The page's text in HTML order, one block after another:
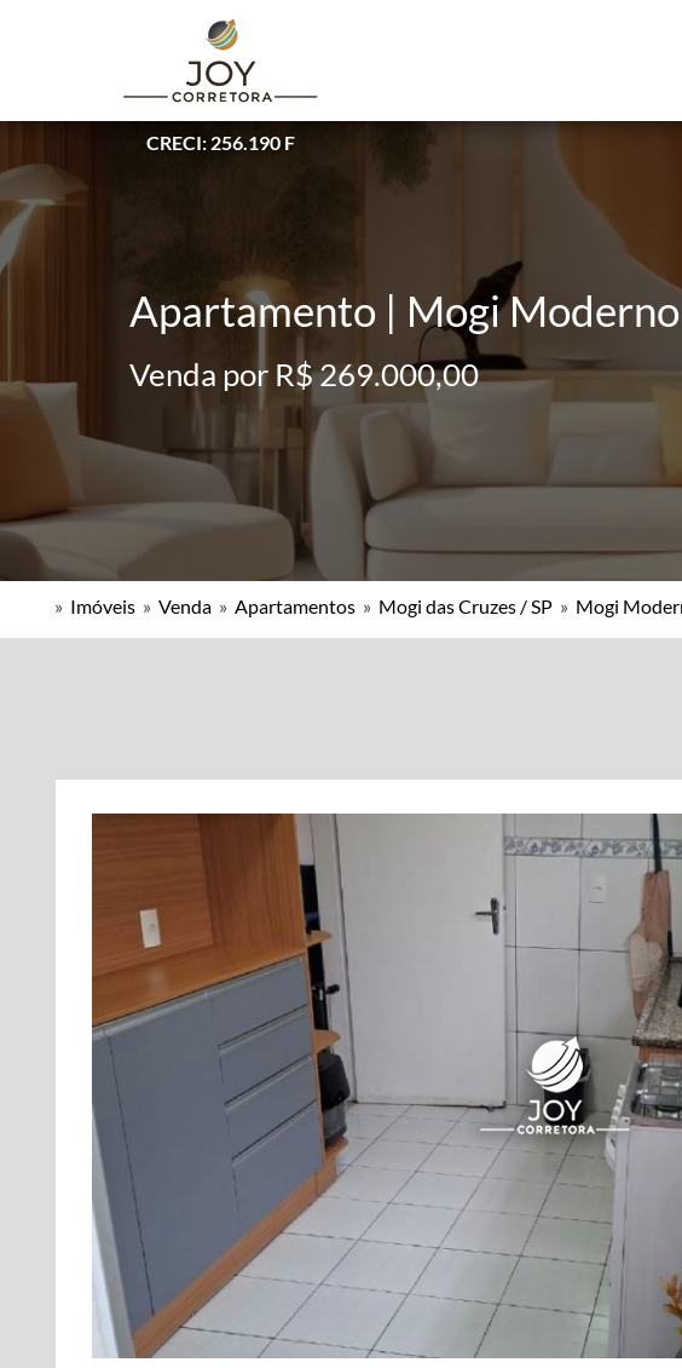
CRECI: 256.190 F
Apartamento | Mogi
Venda por R$ 269.000,00
» Imóveis » Venda » Apartamentos » Mogi das Cruzes / SP » Mogi